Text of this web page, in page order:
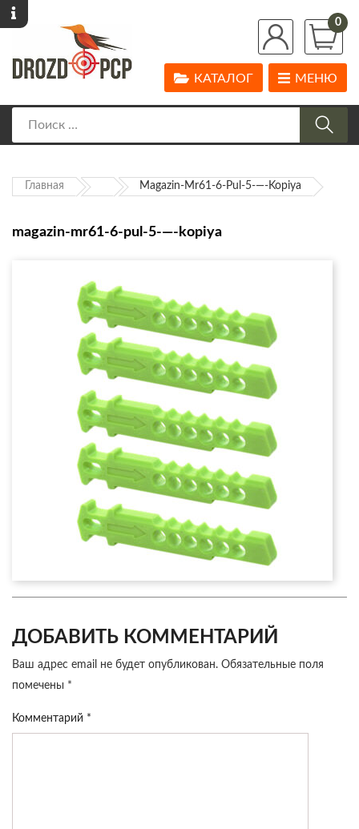
0
МЕНЮ
КАТАЛОГ
Главная Magazin-Mr61-6-Pul-5-—-Kopiya
magazin-mr61-6-pul-5-—-kopiya
ДОБАВИТЬ КОММЕНТАРИЙ
Ваш адрес email не будет опубликован. Обязательные поля
помечены *
Комментарий *